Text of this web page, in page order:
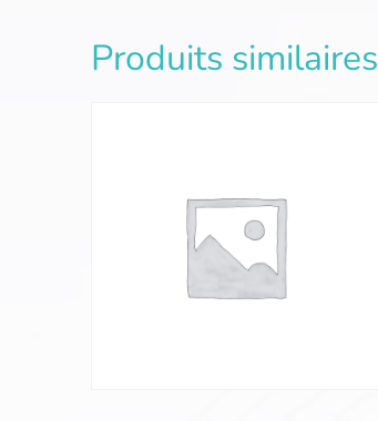
Produits similaires